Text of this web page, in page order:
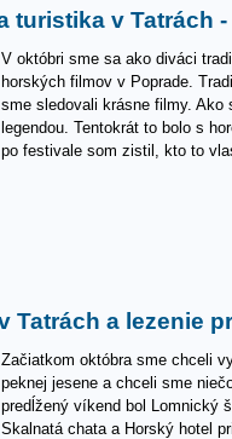
turistika v Tatrách
V októbri sme sa ako diváci
horských filmov v Poprade.
sme sledovali krásne filmy.
legendou. Tentokrát to bolo s
po festivale som zistil, kto to
Tatrách a lezenie
Začiatkom októbra sme chceli
peknej jesene a chceli sme
predĺžený víkend bol Lomnický
Skalnatá chata a Horský hotel